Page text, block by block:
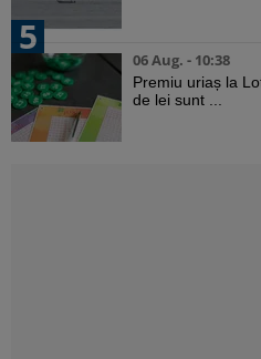
5
06 Aug. - 10:38
Premiu uriaș la
de lei sunt ...